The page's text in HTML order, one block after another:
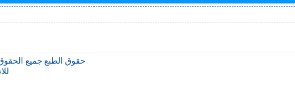
حقوق الطبع جميع